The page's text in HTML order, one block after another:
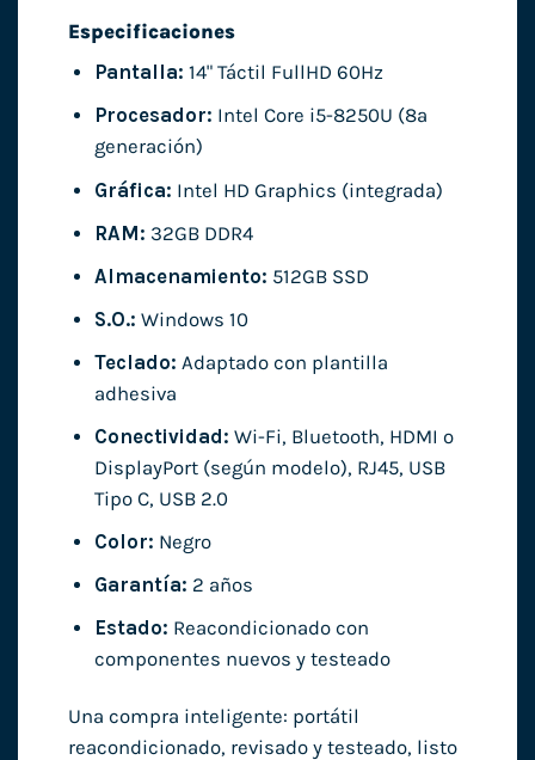
Especificaciones
Pantalla: 14" Táctil FullHD 60Hz
Procesador: Intel Core i5-8250U (8ª
generación)
Gráfica: Intel HD Graphics (integrada)
RAM: 32GB DDR4
Almacenamiento: 512GB SSD
S.O.: Windows 10
Teclado: Adaptado con plantilla
adhesiva
Conectividad: Wi-Fi, Bluetooth, HDMI o
DisplayPort (según modelo), RJ45, USB
Tipo C, USB 2.0
Color: Negro
Garantía: 2 años
Estado: Reacondicionado con
componentes nuevos y testeado
Una compra inteligente: portátil
reacondicionado, revisado y testeado, listo